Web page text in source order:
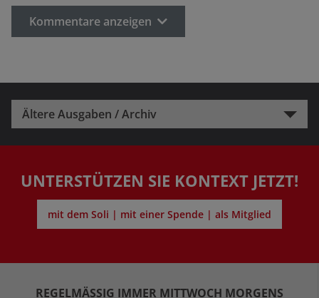
Kommentare anzeigen
Ältere Ausgaben / Archiv
UNTERSTÜTZEN SIE KONTEXT JETZT!
mit dem Soli | mit einer Spende | als Mitglied
REGELMÄSSIG IMMER MITTWOCH MORGENS